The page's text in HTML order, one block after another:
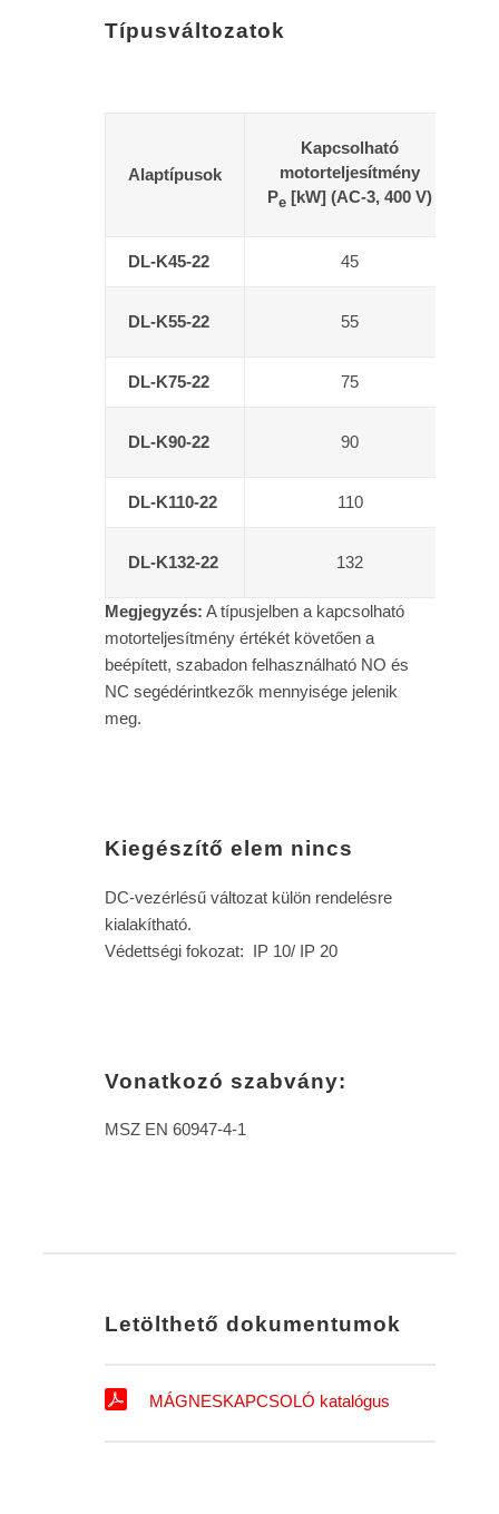
Típusváltozatok
Alaptípusok
Kapcsolható
motorteljesítmény
Pe [kW] (AC-3, 400 V)
DL-K45-22 45
DL-K55-22 55
DL-K75-22 75
DL-K90-22 90
DL-K110-22 110
DL-K132-22 132
Megjegyzés: A típusjelben a kapcsolható
motorteljesítmény értékét követően a
beépített, szabadon felhasználható NO és
NC segédérintkezők mennyisége jelenik
meg.
Kiegészítő elem nincs
DC-vezérlésű változat külön rendelésre
kialakítható.
Védettségi fokozat: IP 10/ IP 20
Vonatkozó szabvány:
MSZ EN 60947-4-1
Letölthető dokumentumok
MÁGNESKAPCSOLÓ katalógus